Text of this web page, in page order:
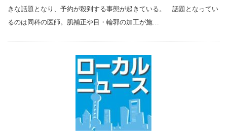
きな話題となり、予約が殺到する事態が起きている。 話題となってい
るのは同科の医師。肌補正や目・輪郭の加工が施…